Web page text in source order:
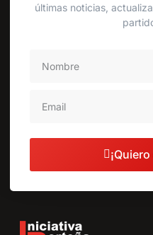
últimas noticias,